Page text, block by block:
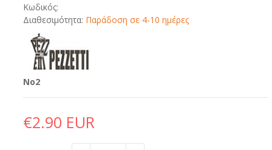
Κωδικός:
Διαθεσιμότητα: Παράδοση σε 4-10 ημέρες
No2
€2.90 EUR